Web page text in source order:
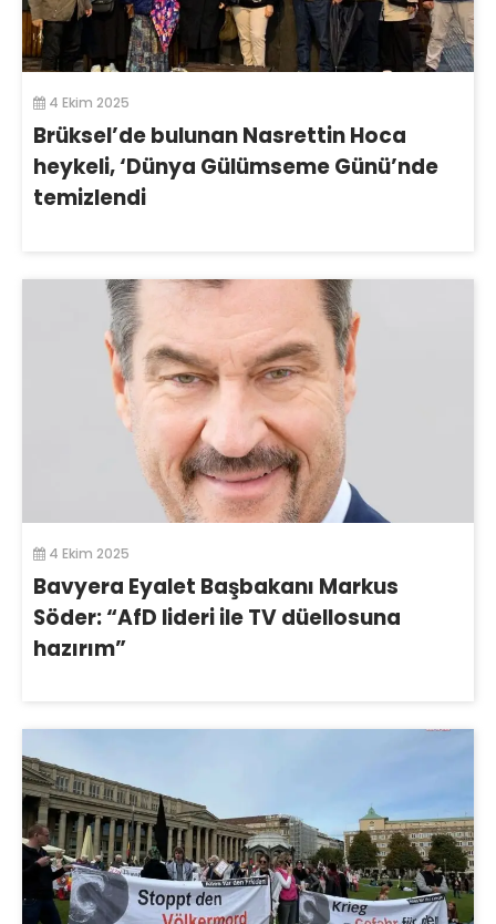
4 Ekim 2025
Brüksel’de bulunan Nasrettin Hoca
heykeli, ‘Dünya Gülümseme Günü’nde
temizlendi
4 Ekim 2025
Bavyera Eyalet Başbakanı Markus
Söder: “AfD lideri ile TV düellosuna
hazırım”